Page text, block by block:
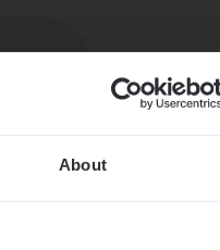
About